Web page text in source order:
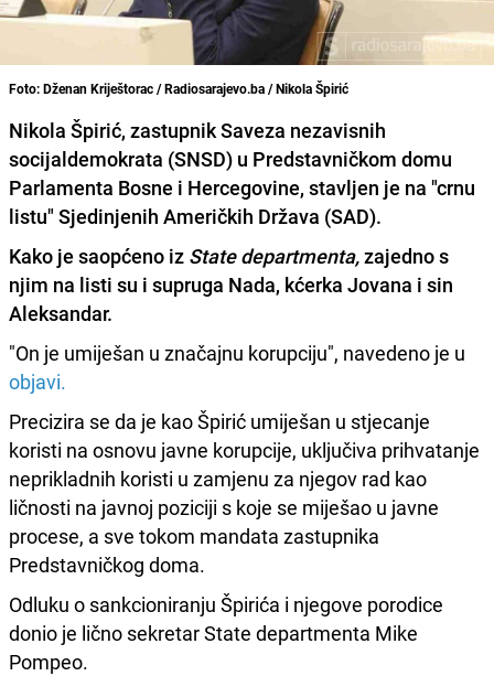
Foto: Dženan Kriještorac / Radiosarajevo.ba / Nikola Špirić
Nikola Špirić, zastupnik Saveza nezavisnih
socijaldemokrata (SNSD) u Predstavničkom domu
Parlamenta Bosne i Hercegovine, stavljen je na "crnu
listu" Sjedinjenih Američkih Država (SAD).
Kako je saopćeno iz State departmenta,zajedno s
njim na listi su i supruga Nada, kćerka Jovana i sin
Aleksandar.
"On je umiješan u značajnu korupciju", navedeno je u
objavi.
Precizira se da je kao Špirić umiješan u stjecanje
koristi na osnovu javne korupcije, uključiva prihvatanje
neprikladnih koristi u zamjenu za njegov rad kao
ličnosti na javnoj poziciji s koje se miješao u javne
procese, a sve tokom mandata zastupnika
Predstavničkog doma.
Odluku o sankcioniranju Špirića i njegove porodice
donio je lično sekretar State departmenta Mike
Pompeo.